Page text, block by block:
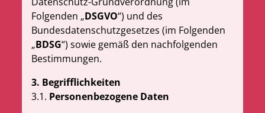
Folgenden „DSGVO“) und des
Bundesdatenschutzgesetzes (im Folgenden
„BDSG“) sowie gemäß den nachfolgenden
Bestimmungen.
3. Begrifflichkeiten
3.1. Personenbezogene Daten